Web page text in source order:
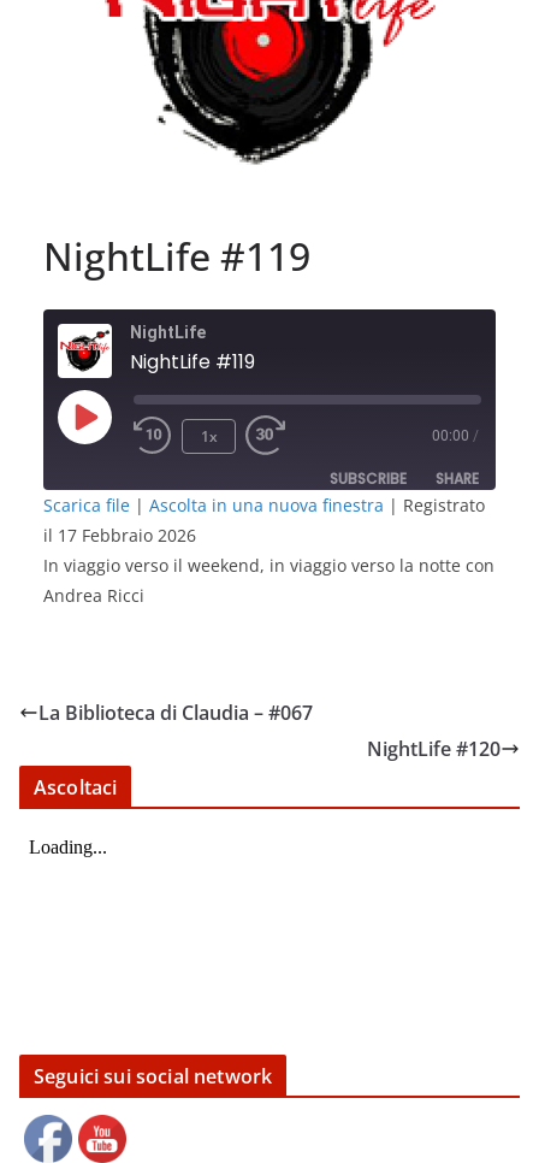
NightLife #119
NightLife
NightLife #119
Play
1x 00:00 /
SUBSCRIBE SHARE
RSS FEED
SHARE
LINK
Scarica file | Ascolta in una nuova finestra | Registrato
il 17 Febbraio 2026
In viaggio verso il weekend, in viaggio verso la notte con
Andrea Ricci
La Biblioteca di Claudia – #067
NightLife #120
Ascoltaci
Seguici sui social network